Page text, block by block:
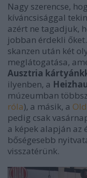
Nagy szerencse,
kíváncsisággal
azért ne tagadjuk,
jobban érdekli
skanzen után két
meglátogatása,
Ausztria
ilyenben, a
múzeumban
róla), a másik, a
pedig csak
a képek alapján az
bőségesebb
visszatérünk.